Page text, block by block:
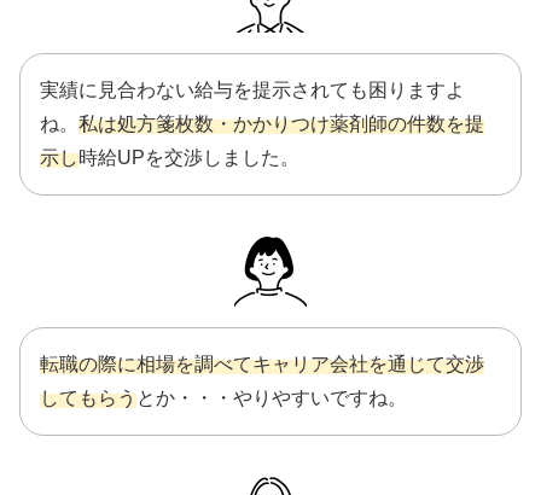
実績に見合わない給与を提示されても困りますよ
ね。 私は処方箋枚数・かかりつけ薬剤師の件数を提
示し時給UPを交渉しました。
転職の際に相場を調べてキャリア会社を通じて交渉
してもらうとか・・・やりやすいですね。